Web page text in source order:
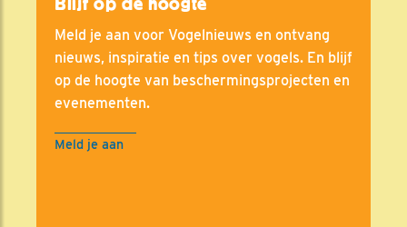
Meld je aan voor Vogelnieuws en ontvang
nieuws, inspiratie en tips over vogels. En blijf
op de hoogte van beschermingsprojecten en
evenementen.
Meld je aan